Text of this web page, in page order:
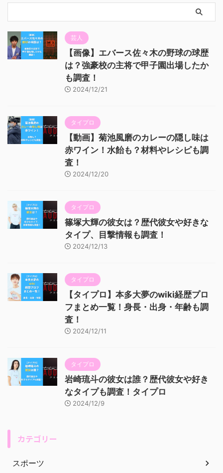
芸人
【画像】エバース佐々木の野球の球歴
は？強豪校の主将で甲子園出場したか
も調査！
2024/12/21
タイプロ
【動画】菊池風磨のカレーの隠し味は
赤ワイン！水飴も？材料やレシピも調
査！
2024/12/20
タイプロ
篠塚大輝の彼女は？歴代彼女や好きな
タイプ、目撃情報も調査！
2024/12/13
タイプロ
【タイプロ】本多大夢のwiki経歴プロ
フまとめ一覧！身長・出身・年齢も調
査！
2024/12/11
タイプロ
岩崎琉斗の彼女は誰？歴代彼女や好き
なタイプも調査！タイプロ
2024/12/9
カテゴリー
スポーツ